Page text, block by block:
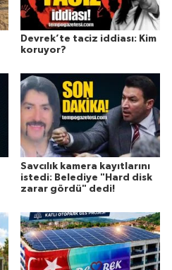
Devrek’te taciz iddiası: Kim
koruyor?
Savcılık kamera kayıtlarını
istedi: Belediye "Hard disk
zarar gördü" dedi!